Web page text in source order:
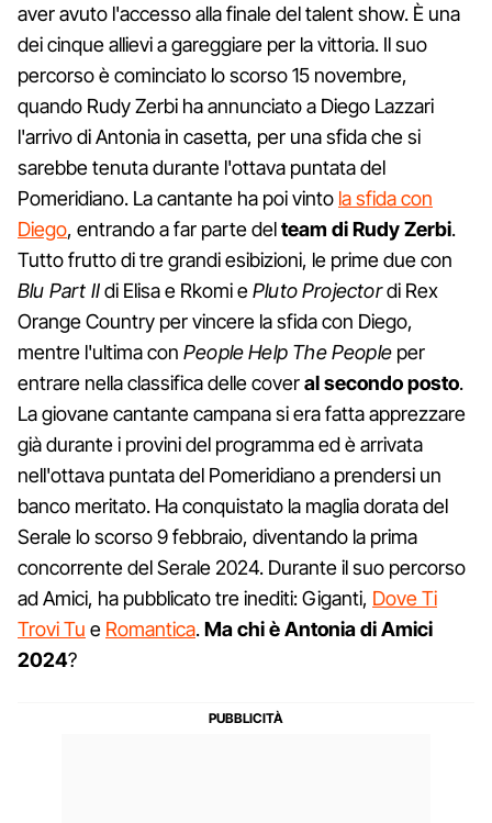
aver avuto l'accesso alla finale del talent show. È una
dei cinque allievi a gareggiare per la vittoria. Il suo
percorso è cominciato lo scorso 15 novembre,
quando Rudy Zerbi ha annunciato a Diego Lazzari
l'arrivo di Antonia in casetta, per una sfida che si
sarebbe tenuta durante l'ottava puntata del
Pomeridiano. La cantante ha poi vinto la sfida con
Diego, entrando a far parte delteam di Rudy Zerbi.
Tutto frutto di tre grandi esibizioni, le prime due con
Blu Part IIdi Elisa e Rkomi ePluto Projectordi Rex
Orange Country per vincere la sfida con Diego,
mentre l'ultima con People Help The Peopleper
entrare nella classifica delle coveral secondo posto.
La giovane cantante campana si era fatta apprezzare
già durante i provini del programma ed è arrivata
nell'ottava puntata del Pomeridiano a prendersi un
banco meritato. Ha conquistato la maglia dorata del
Serale lo scorso 9 febbraio, diventando la prima
concorrente del Serale 2024. Durante il suo percorso
ad Amici, ha pubblicato tre inediti: Giganti, Dove Ti
Trovi Tu e Romantica.Ma chi è Antonia di Amici
2024?